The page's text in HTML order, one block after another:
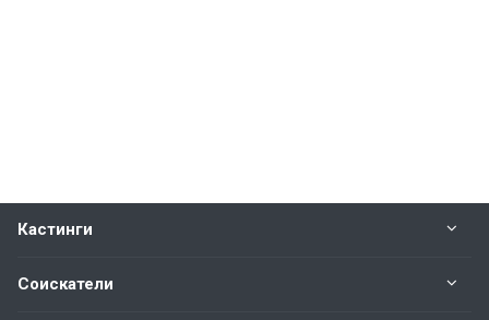
Кастинги
Соискатели